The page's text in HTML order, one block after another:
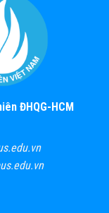
ĐHQG-HCM